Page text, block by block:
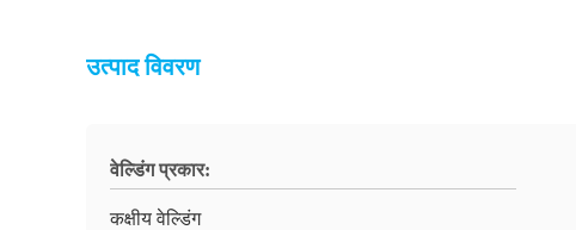
उत्पाद विवरण
वेल्डिंग प्रकार:
कक्षीय वेल्डिंग